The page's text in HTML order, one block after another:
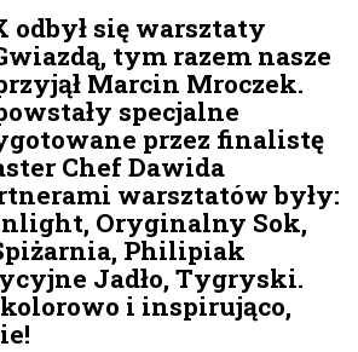
odbył się warsztaty
tym razem nasze
Marcin Mroczek.
specjalne
przez finalistę
Chef Dawida
warsztatów były:
Oryginalny Sok,
Philipiak
Jadło, Tygryski.
kolorowo i inspirująco,